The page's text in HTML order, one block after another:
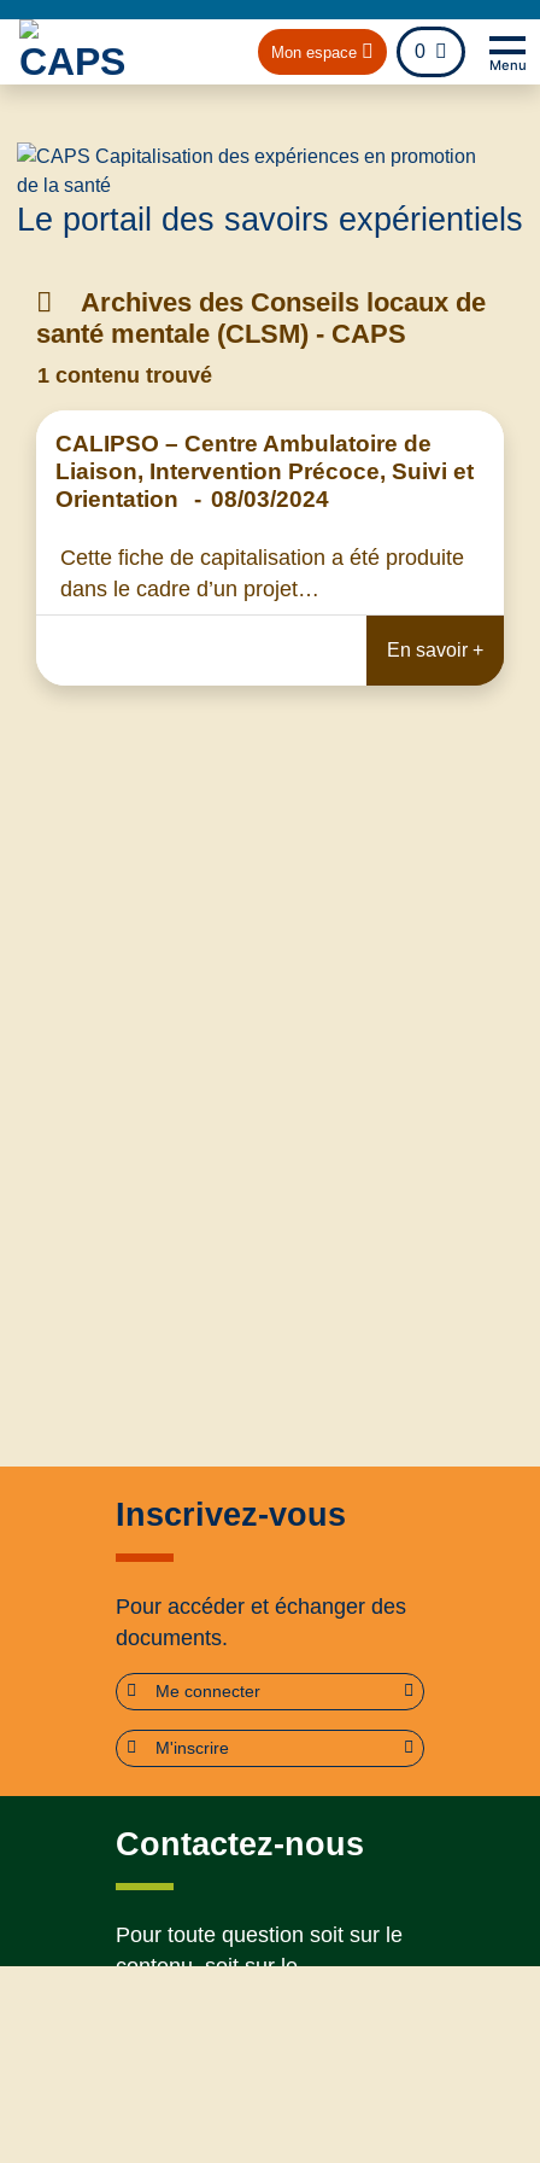
Mon espace 0
fichier
Menu
Le portail des savoirs expérientiels
Archives des Conseils locaux de
santé mentale (CLSM) - CAPS
1 contenu trouvé
CALIPSO – Centre Ambulatoire de
Liaison, Intervention Précoce, Suivi et
Orientation
- 08/03/2024
Cette fiche de capitalisation a été produite
dans le cadre d’un projet…
En savoir +
Inscrivez-vous
Pour accéder et échanger des
documents.
Me connecter
M'inscrire
Contactez-nous
Pour toute question soit sur le
contenu, soit sur le